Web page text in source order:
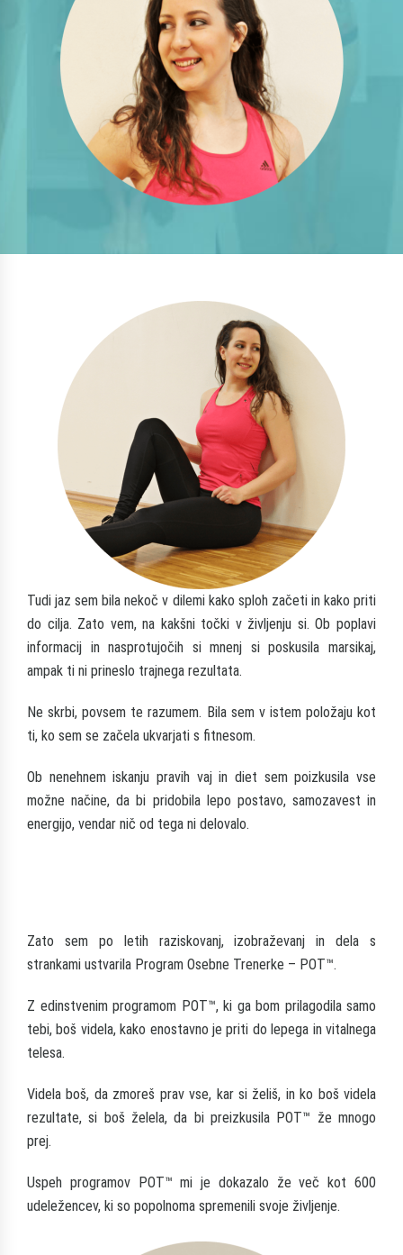
Tudi jaz sem bila nekoč v dilemi kako sploh začeti in kako priti
do cilja. Zato vem, na kakšni točki v življenju si. Ob poplavi
informacij in nasprotujočih si mnenj si poskusila marsikaj,
ampak ti ni prineslo trajnega rezultata.
Ne skrbi, povsem te razumem. Bila sem v istem položaju kot
ti, ko sem se začela ukvarjati s fitnesom.
Ob nenehnem iskanju pravih vaj in diet sem poizkusila vse
možne načine, da bi pridobila lepo postavo, samozavest in
energijo, vendar nič od tega ni delovalo.
Zato sem po letih raziskovanj, izobraževanj in dela s
strankami ustvarila Program Osebne Trenerke – POT™.
Z edinstvenim programom POT™, ki ga bom prilagodila samo
tebi, boš videla, kako enostavno je priti do lepega in vitalnega
telesa.
Videla boš, da zmoreš prav vse, kar si želiš, in ko boš videla
rezultate, si boš želela, da bi preizkusila POT™ že mnogo
prej.
Uspeh programov POT™ mi je dokazalo že več kot 600
udeležencev, ki so popolnoma spremenili svoje življenje.